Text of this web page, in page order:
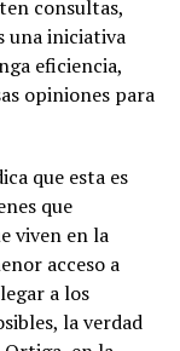
consultas,
una iniciativa
eficiencia,
opiniones para
que esta es
que
viven en la
acceso a
a los
la verdad